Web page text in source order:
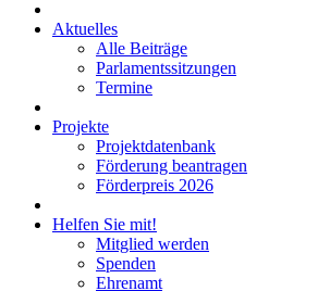
Aktuelles
Alle Beiträge
Parlamentssitzungen
Termine
Projekte
Projektdatenbank
Förderung beantragen
Förderpreis 2026
Helfen Sie mit!
Mitglied werden
Spenden
Ehrenamt